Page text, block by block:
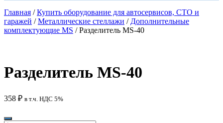
Главная /Купить оборудование для автосервисов, СТО и
гаражей /Металлические стеллажи / Дополнительные
комплектующие MS / Разделитель MS-40
Разделитель MS-40
358 ₽ в т.ч. НДС 5%